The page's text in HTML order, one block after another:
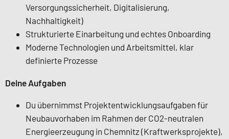
Versorgungssicherheit, Digitalisierung,
Nachhaltigkeit)
Strukturierte Einarbeitung und echtes Onboarding
Moderne Technologien und Arbeitsmittel, klar
definierte Prozesse
Deine Aufgaben
Du übernimmst Projektentwicklungsaufgaben für
Neubauvorhaben im Rahmen der CO2-neutralen
Energieerzeugung in Chemnitz (Kraftwerksprojekte),